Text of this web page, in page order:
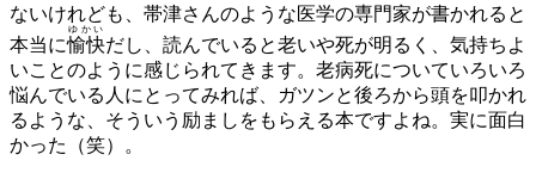
ないけれども、帯津さんのような医学の専門家が書かれると
本当に愉快
ゆかい
だし、読んでいると老いや死が明るく、気持ちよ
いことのように感じられてきます。老病死についていろいろ
悩んでいる人にとってみれば、ガツンと後ろから頭を叩かれ
るような、そういう励ましをもらえる本ですよね。実に面白
かった（笑）。